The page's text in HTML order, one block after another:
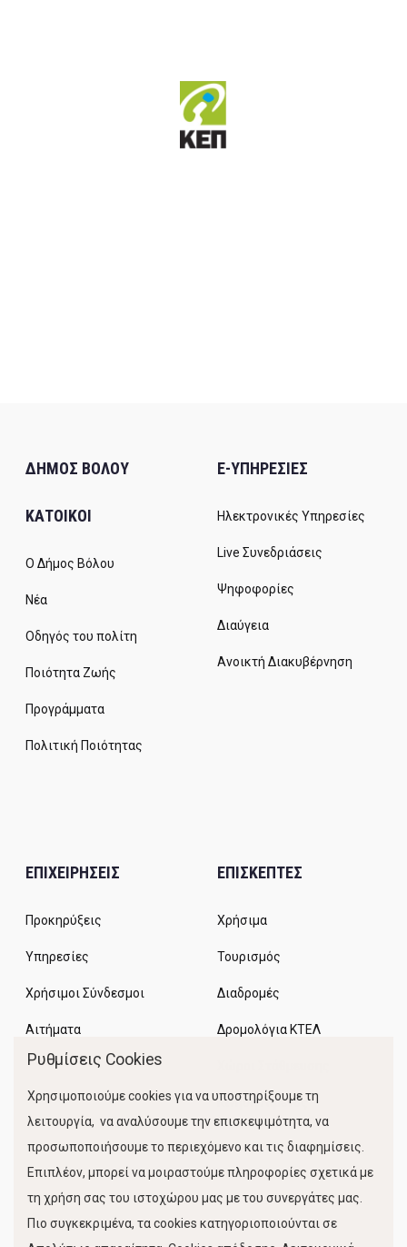
ΔΗΜΟΣ ΒΟΛΟΥ
ΚΑΤΟΙΚΟΙ
Ο Δήμος Βόλου
Νέα
Οδηγός του πολίτη
Ποιότητα Ζωής
Προγράμματα
Πολιτική Ποιότητας
E-ΥΠΗΡΕΣΙΕΣ
Ηλεκτρονικές Υπηρεσίες
Live Συνεδριάσεις
Ψηφοφορίες
Διαύγεια
Ανοικτή Διακυβέρνηση
ΕΠΙΧΕΙΡΗΣΕΙΣ
Προκηρύξεις
Υπηρεσίες
Χρήσιμοι Σύνδεσμοι
Αιτήματα
ΕΠΙΣΚΕΠΤΕΣ
Χρήσιμα
Τουρισμός
Διαδρομές
Δρομολόγια ΚΤΕΛ
Κίνηση Λιμένος
Ρυθμίσεις Cookies
Χρησιμοποιούμε cookies για να υποστηρίξουμε τη
λειτουργία, να αναλύσουμε την επισκεψιμότητα, να
προσωποποιήσουμε το περιεχόμενο και τις διαφημίσεις.
Επιπλέον, μπορεί να μοιραστούμε πληροφορίες σχετικά με
τη χρήση σας του ιστοχώρου μας με του συνεργάτες μας.
Πιο συγκεκριμένα, τα cookies κατηγοριοποιούνται σε